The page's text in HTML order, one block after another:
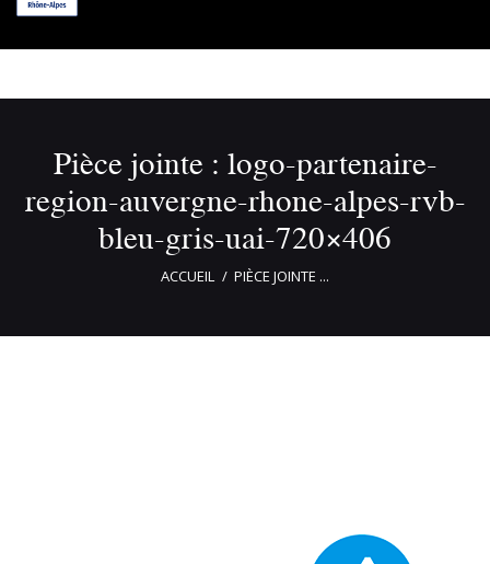
Pièce jointe : logo-partenaire-
region-auvergne-rhone-alpes-rvb-
bleu-gris-uai-720×406
ACCUEIL PIÈCE JOINTE ...